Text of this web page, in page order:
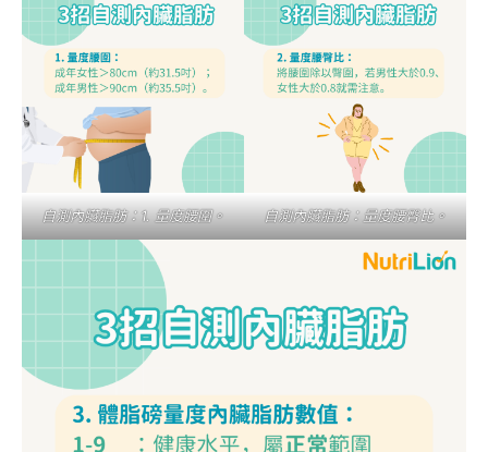
自測內臟脂肪：1. 量度腰圍。 自測內臟脂肪：量度腰臀比。